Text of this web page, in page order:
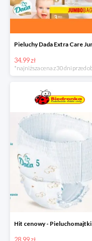
34.99 zł
28.99 zł